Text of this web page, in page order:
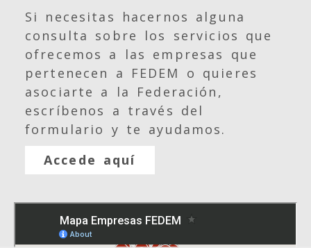
Si necesitas hacernos alguna
consulta sobre los servicios que
ofrecemos a las empresas que
pertenecen a FEDEM o quieres
asociarte a la Federación,
escríbenos a través del
formulario y te ayudamos.
Accede aquí